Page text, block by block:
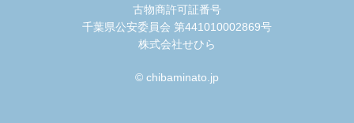
古物商許可証番号
千葉県公安委員会 第441010002869号
株式会社せひら
© chibaminato.jp